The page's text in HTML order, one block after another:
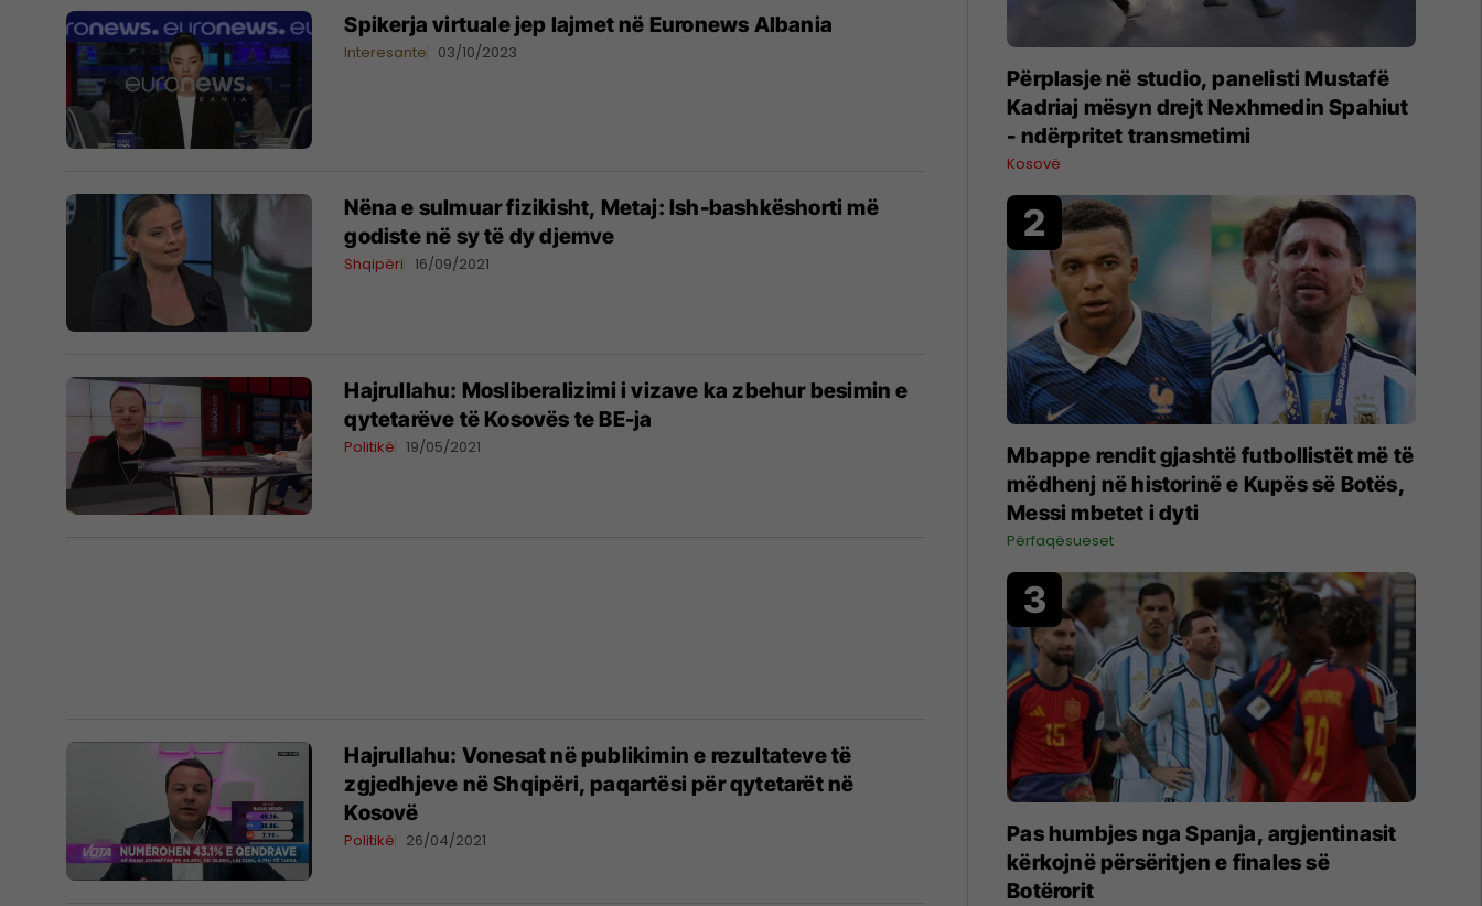
Spikerja virtuale jep lajmet në Euronews Albania
Interesante 03/10/2023
Nëna e sulmuar fizikisht, Metaj: Ish-bashkëshorti më
godiste në sy të dy djemve
Shqipëri 16/09/2021
Hajrullahu: Mosliberalizimi i vizave ka zbehur besimin e
qytetarëve të Kosovës te BE-ja
Politikë 19/05/2021
Hajrullahu: Vonesat në publikimin e rezultateve të
zgjedhjeve në Shqipëri, paqartësi për qytetarët në
Kosovë
Politikë 26/04/2021
Përplasje në studio, panelisti Mustafë
Kadriaj mësyn drejt Nexhmedin Spahiut
- ndërpritet transmetimi
Kosovë
Mbappe rendit gjashtë futbollistët më të
mëdhenj në historinë e Kupës së Botës,
Messi mbetet i dyti
Përfaqësueset
Pas humbjes nga Spanja, argjentinasit
kërkojnë përsëritjen e finales së
Botërorit